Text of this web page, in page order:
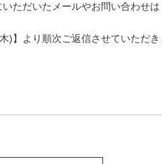
ただいたメールやお問い合わせは
)】より順次ご返信させていただき